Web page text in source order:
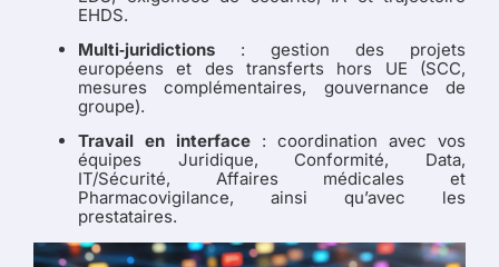
EHDS.
Multi‑juridictions : gestion des projets
européens et des transferts hors UE (SCC,
mesures complémentaires, gouvernance de
groupe).
Travail en interface : coordination avec vos
équipes Juridique, Conformité, Data,
IT/Sécurité, Affaires médicales et
Pharmacovigilance, ainsi qu’avec les
prestataires.